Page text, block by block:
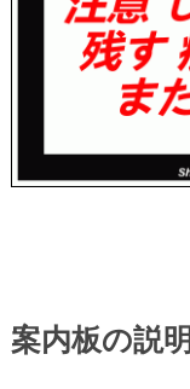
案内板の説明